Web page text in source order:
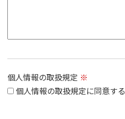
個人情報の取扱規定 ※
個人情報の取扱規定に同意する